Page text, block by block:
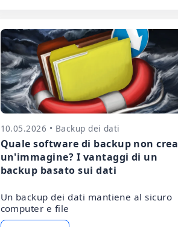
10.05.2026 • Backup dei dati
Quale software di backup non crea
un'immagine? I vantaggi di un
backup basato sui dati
Un backup dei dati mantiene al sicuro
computer e file